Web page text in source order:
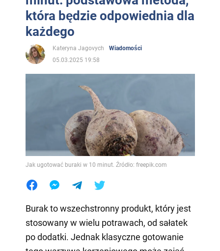
która będzie odpowiednia dla
każdego
Kateryna Jagovych
Wiadomości
05.03.2025 19:58
Jak ugotować buraki w 10 minut. Źródło: freepik.com
Burak to wszechstronny produkt, który jest
stosowany w wielu potrawach, od sałatek
po dodatki. Jednak klasyczne gotowanie